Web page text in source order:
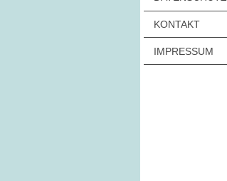
KONTAKT
IMPRESSUM